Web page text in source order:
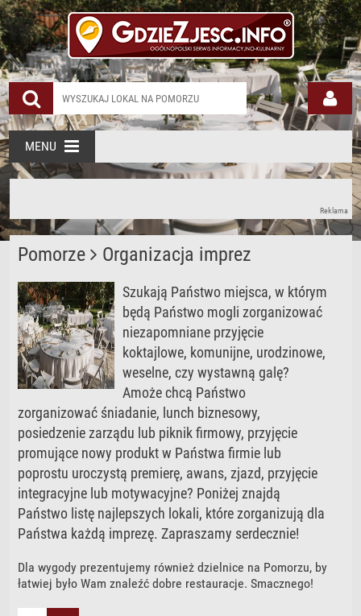
MENU
Reklama
Pomorze Organizacja imprez
Szukają Państwo miejsca, w którym
będą Państwo mogli zorganizować
niezapomniane przyjęcie
koktajlowe, komunijne, urodzinowe,
weselne, czy wystawną galę?
Amoże chcą Państwo
zorganizować śniadanie, lunch biznesowy,
posiedzenie zarządu lub piknik firmowy, przyjęcie
promujące nowy produkt w Państwa firmie lub
poprostu uroczystą premierę, awans, zjazd, przyjęcie
integracyjne lub motywacyjne? Poniżej znajdą
Państwo listę najlepszych lokali, które zorganizują dla
Państwa każdą imprezę. Zapraszamy serdecznie!
Dla wygody prezentujemy również dzielnice na Pomorzu, by
łatwiej było Wam znaleźć dobre restauracje. Smacznego!